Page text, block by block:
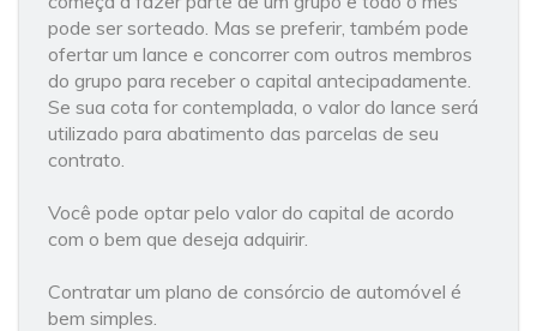
pode ser sorteado. Mas se preferir, também pode
ofertar um lance e concorrer com outros membros
do grupo para receber o capital antecipadamente.
Se sua cota for contemplada, o valor do lance será
utilizado para abatimento das parcelas de seu
contrato.
Você pode optar pelo valor do capital de acordo
com o bem que deseja adquirir.
Contratar um plano de consórcio de automóvel é
bem simples.